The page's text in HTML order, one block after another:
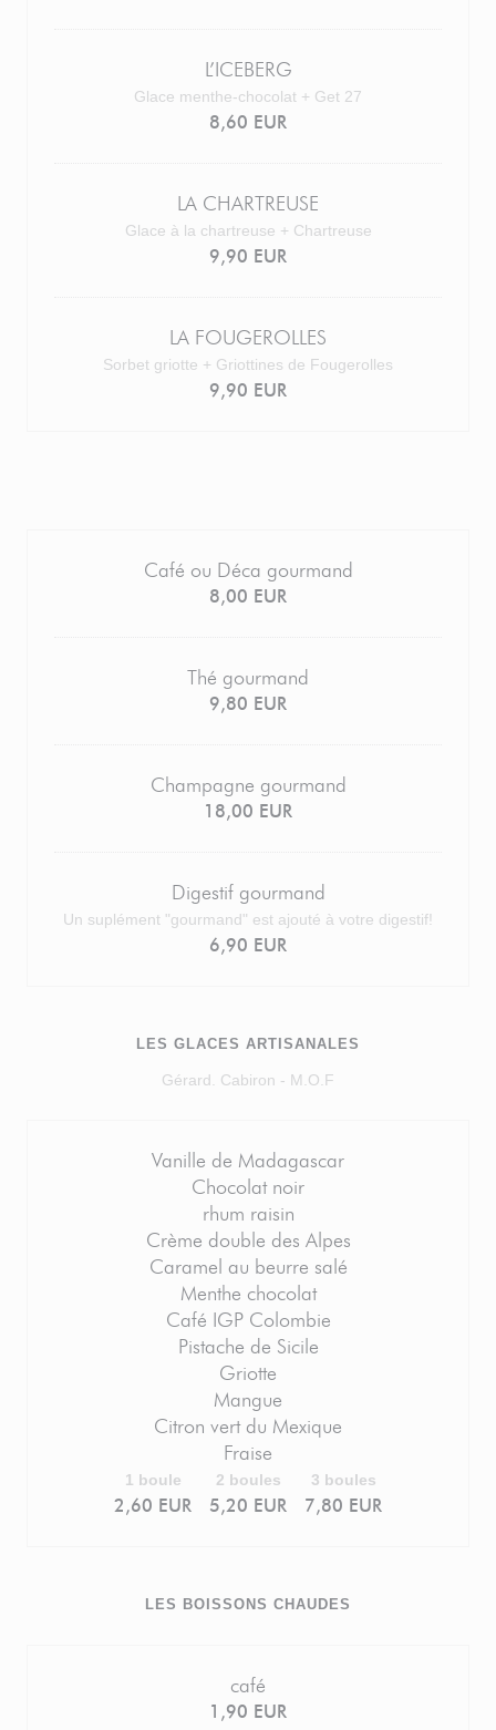
L’ICEBERG
Glace menthe-chocolat + Get 27
8,60 EUR
LA CHARTREUSE
Glace à la chartreuse + Chartreuse
9,90 EUR
LA FOUGEROLLES
Sorbet griotte + Griottines de Fougerolles
9,90 EUR
Café ou Déca gourmand
8,00 EUR
Thé gourmand
9,80 EUR
Champagne gourmand
18,00 EUR
Digestif gourmand
Un suplément "gourmand" est ajouté à votre digestif!
6,90 EUR
LES GLACES ARTISANALES
Gérard. Cabiron - M.O.F
Vanille de Madagascar
Chocolat noir
rhum raisin
Crème double des Alpes
Caramel au beurre salé
Menthe chocolat
Café IGP Colombie
Pistache de Sicile
Griotte
Mangue
Citron vert du Mexique
Fraise
2,60 EUR
1 boule
5,20 EUR
2 boules
7,80 EUR
3 boules
LES BOISSONS CHAUDES
café
1,90 EUR